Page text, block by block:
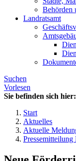
Behörden
Landratsamt
Suchen
Vorlesen
Sie befinden sich hier:
Start
Aktuelles
Aktuelle